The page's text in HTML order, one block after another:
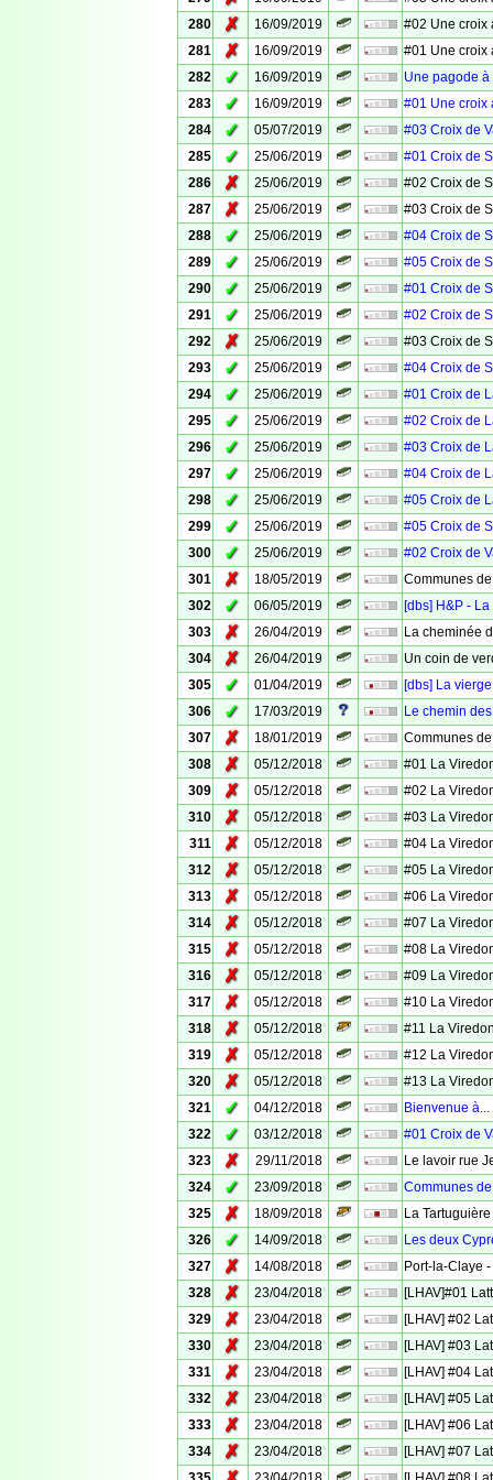
280
✗ 16/09/2019
#02 Une croix
281
✗ 16/09/2019
#01 Une croix
282
✓ 16/09/2019
Une pagode
283
✓ 16/09/2019
#01 Une croix
284
✓ 05/07/2019
#03 Croix de
285
✓ 25/06/2019
#01 Croix de
286
✗ 25/06/2019
#02 Croix de
287
✗ 25/06/2019
#03 Croix de
288
✓ 25/06/2019
#04 Croix de
289
✓ 25/06/2019
#05 Croix de
290
✓ 25/06/2019
#01 Croix de
291
✓ 25/06/2019
#02 Croix de
292
✗ 25/06/2019
#03 Croix de
293
✓ 25/06/2019
#04 Croix de
294
✓ 25/06/2019
#01 Croix de
295
✓ 25/06/2019
#02 Croix de
296
✓ 25/06/2019
#03 Croix de
297
✓ 25/06/2019
#04 Croix de
298
✓ 25/06/2019
#05 Croix de
299
✓ 25/06/2019
#05 Croix de
300
✓ 25/06/2019
#02 Croix de
301
✗ 18/05/2019
Communes
302
✓ 06/05/2019
[dbs] H&P -
303
✗ 26/04/2019
La cheminée
304
✗ 26/04/2019
Un coin de
305
✓ 01/04/2019
[dbs] La
306
✓ 17/03/2019
Le chemin
307
✗ 18/01/2019
Communes
308
✗ 05/12/2018
#01 La
309
✗ 05/12/2018
#02 La
310
✗ 05/12/2018
#03 La
311
✗ 05/12/2018
#04 La
312
✗ 05/12/2018
#05 La
313
✗ 05/12/2018
#06 La
314
✗ 05/12/2018
#07 La
315
✗ 05/12/2018
#08 La
316
✗ 05/12/2018
#09 La
317
✗ 05/12/2018
#10 La
318
✗ 05/12/2018
#11 La
319
✗ 05/12/2018
#12 La
320
✗ 05/12/2018
#13 La
321
✓ 04/12/2018
Bienvenue
322
✓ 03/12/2018
#01 Croix de
323
✗ 29/11/2018
Le lavoir rue
324
✓ 23/09/2018
Communes
325
✗ 18/09/2018
La Tartuguière
326
✓ 14/09/2018
Les deux
327
✗ 14/08/2018
Port-la-Claye
328
✗ 23/04/2018
[LHAV]#01
329
✗ 23/04/2018
[LHAV] #02
330
✗ 23/04/2018
[LHAV] #03
331
✗ 23/04/2018
[LHAV] #04
332
✗ 23/04/2018
[LHAV] #05
333
✗ 23/04/2018
[LHAV] #06
334
✗ 23/04/2018
[LHAV] #07